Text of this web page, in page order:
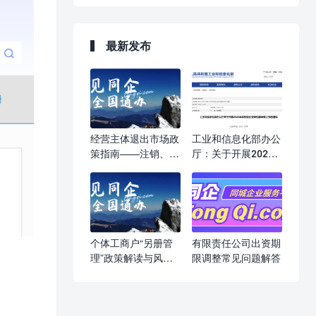
最新发布
经营主体退出市场政
策指南——注销、吊
读懂
工业和信息化部办公
厅：关于开展2026
申报工作的通知
个体工商户“另册管
理”政策解读与风险
有限责任公司出资期
限调整常见问题解答